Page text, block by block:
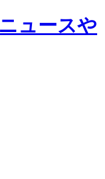
ュースや